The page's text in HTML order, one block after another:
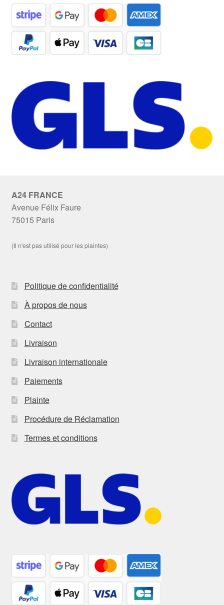
A24 FRANCE
Avenue Félix Faure
75015 Paris
(Il n'est pas utilisé pour les plaintes)
Politique de confidentialité
À propos de nous
Contact
Livraison
Livraison internationale
Paiements
Plainte
Procédure de Réclamation
Termes et conditions